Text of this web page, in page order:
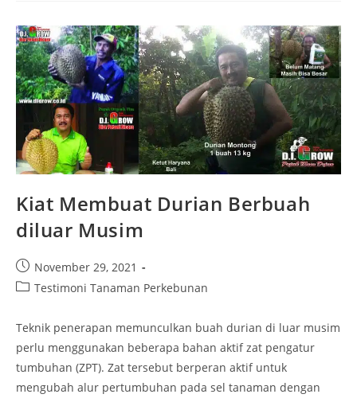
Kiat Membuat Durian Berbuah
diluar Musim
November 29, 2021
Testimoni Tanaman Perkebunan
Teknik penerapan memunculkan buah durian di luar musim
perlu menggunakan beberapa bahan aktif zat pengatur
tumbuhan (ZPT). Zat tersebut berperan aktif untuk
mengubah alur pertumbuhan pada sel tanaman dengan